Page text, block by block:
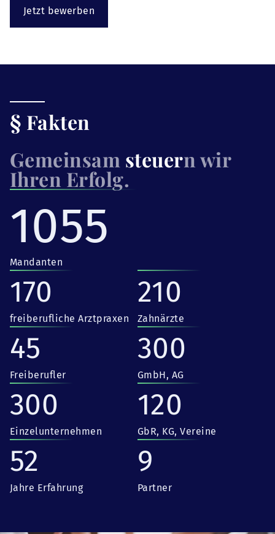
Jetzt bewerben
§ Fakten
Gemeinsam steuern wir
Ihren Erfolg.
1055
Mandanten
170
freiberufliche Arztpraxen
210
Zahnärzte
45
Freiberufler
300
GmbH, AG
300
Einzelunternehmen
120
GbR, KG, Vereine
52
Jahre Erfahrung
9
Partner